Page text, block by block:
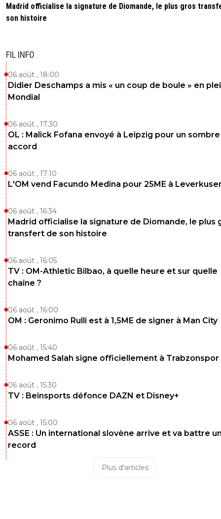
Madrid officialise la signature de Diomande, le plus gros
son histoire
FIL INFO
06 août , 18:00
Didier Deschamps a mis « un coup de boule » en
Mondial
06 août , 17:30
OL : Malick Fofana envoyé à Leipzig pour un sombre
accord
06 août , 17:10
L'OM vend Facundo Medina pour 25ME à
06 août , 16:34
Madrid officialise la signature de Diomande, le plus
transfert de son histoire
06 août , 16:05
TV : OM-Athletic Bilbao, à quelle heure et sur quelle
chaîne ?
06 août , 16:00
OM : Geronimo Rulli est à 1,5ME de signer à Man City
06 août , 15:40
Mohamed Salah signe officiellement à Trabzonspor
06 août , 15:30
TV : Beinsports défonce DAZN et Disney+
06 août , 15:00
ASSE : Un international slovène arrive et va battre
record
Plus d'articles